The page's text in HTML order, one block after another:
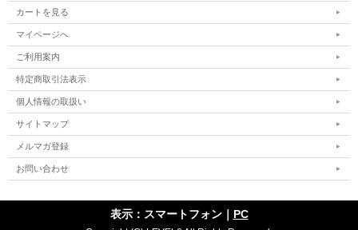
カートを見る
マイページへ
ご利用案内
特定商取引法表示
個人情報の取扱い
サイトマップ
メルマガ登録
お問い合わせ
表示：スマートフォン｜ PC